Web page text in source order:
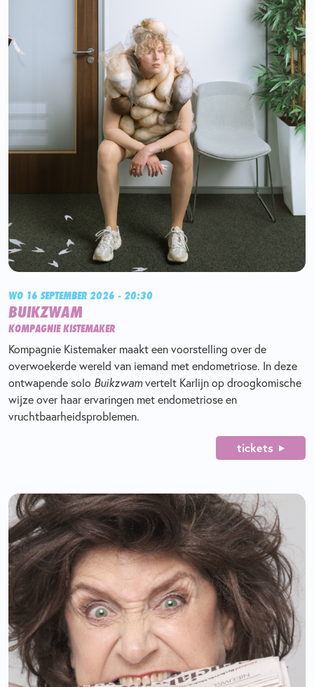
WO 16 SEPTEMBER 2026 - 20:30
BUIKZWAM
KOMPAGNIE KISTEMAKER
Kompagnie Kistemaker maakt een voorstelling over de
overwoekerde wereld van iemand met endometriose. In deze
ontwapende solo Buikzwamvertelt Karlijn op droogkomische
wijze over haar ervaringen met endometriose en
vruchtbaarheidsproblemen.
tickets